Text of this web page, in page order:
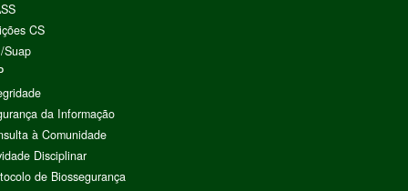
CS
Suap
da Informação
à Comunidade
Disciplinar
de Biossegurança